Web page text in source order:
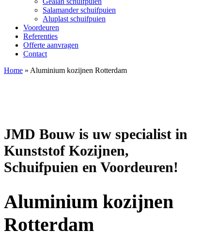
Salamander schuifpuien
Aluplast schuifpuien
Voordeuren
Referenties
Offerte aanvragen
Contact
Home » Aluminium kozijnen Rotterdam
JMD Bouw is uw specialist in
Kunststof Kozijnen,
Schuifpuien en Voordeuren!
Aluminium kozijnen
Rotterdam